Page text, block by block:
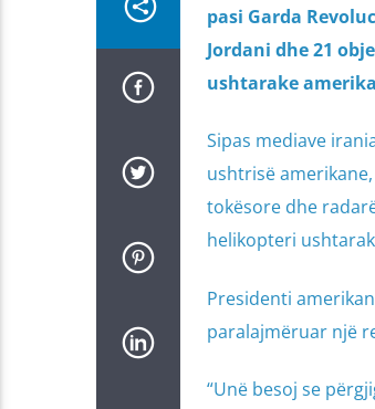
pasi Garda
Jordani dhe 21
ushtarake
Sipas mediave
ushtrisë
tokësore dhe
helikopteri
Presidenti
paralajmëruar një
“Unë besoj se